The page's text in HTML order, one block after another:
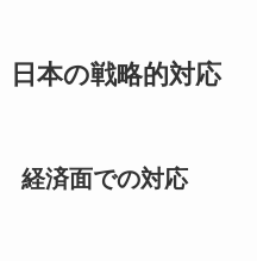
日本の戦略的対応
経済面での対応